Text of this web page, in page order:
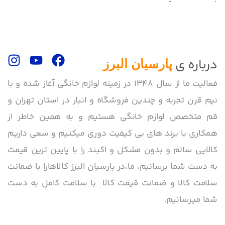
درباره یپارسیان البرز
فعالیت ما از سال 1348 در زمینه لوازم خانگی آغاز شده و با
نیم قرن تجربه و چندین فروشگاه و انبار در استان تهران و
قم متخصص لوازم خانگی هستیم و به همین خاطر از
همکاری با برند های بی کیفیت دوری میکنیم و سعی داریم
کالایی سالم و بدون مشکل و اکبند را با پایین ترین قیمت
به دست شما برسانیم، ما،در پارسیان البرز کالاهارا با ضمانت
سلامت کالا و ضمانت قیمت کالا با سلامت کامل به دست
شما میرسانیم.